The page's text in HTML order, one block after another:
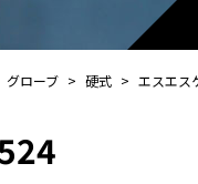
グローブ > 硬式 > エスエス